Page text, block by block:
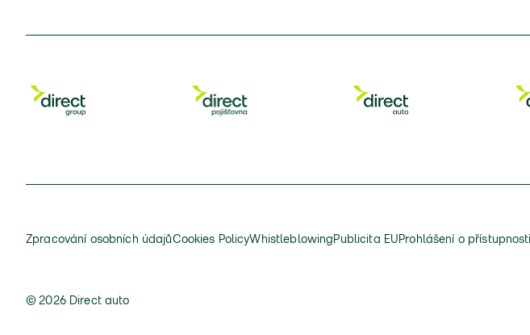
Zpracování osobních údajůCookies PolicyWhistleblowing Publicita EU Prohlášení o přístupnosti
© 2026 Direct auto